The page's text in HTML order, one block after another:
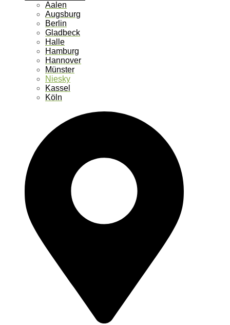
Aalen
Augsburg
Berlin
Gladbeck
Halle
Hamburg
Hannover
Münster
Niesky
Kassel
Köln